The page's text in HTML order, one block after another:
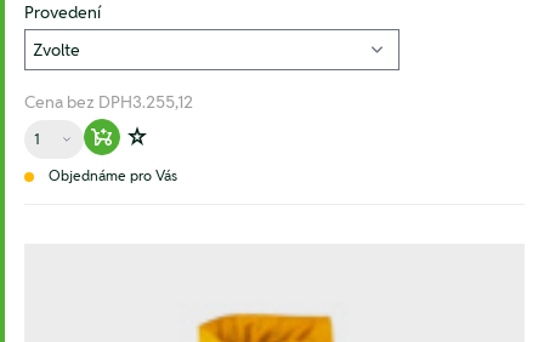
Provedení
Cena bez DPH3.255,12
Množství
Warenkorb hinzufügen
Zur Wunschliste hinzufügen
Objednáme pro Vás